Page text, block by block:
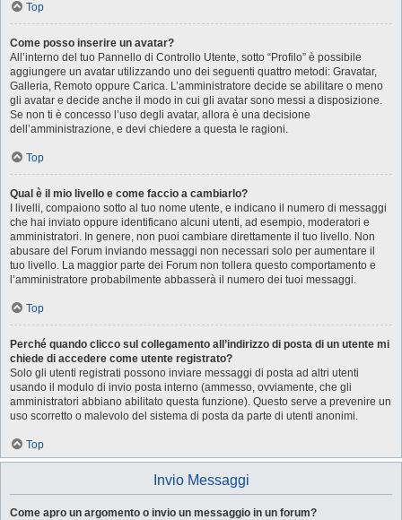
Top
Come posso inserire un avatar?
All’interno del tuo Pannello di Controllo Utente, sotto “Profilo” è possibile
aggiungere un avatar utilizzando uno dei seguenti quattro metodi: Gravatar,
Galleria, Remoto oppure Carica. L’amministratore decide se abilitare o meno
gli avatar e decide anche il modo in cui gli avatar sono messi a disposizione.
Se non ti è concesso l’uso degli avatar, allora è una decisione
dell’amministrazione, e devi chiedere a questa le ragioni.
Top
Qual è il mio livello e come faccio a cambiarlo?
I livelli, compaiono sotto al tuo nome utente, e indicano il numero di messaggi
che hai inviato oppure identificano alcuni utenti, ad esempio, moderatori e
amministratori. In genere, non puoi cambiare direttamente il tuo livello. Non
abusare del Forum inviando messaggi non necessari solo per aumentare il
tuo livello. La maggior parte dei Forum non tollera questo comportamento e
l’amministratore probabilmente abbasserà il numero dei tuoi messaggi.
Top
Perché quando clicco sul collegamento all’indirizzo di posta di un utente mi
chiede di accedere come utente registrato?
Solo gli utenti registrati possono inviare messaggi di posta ad altri utenti
usando il modulo di invio posta interno (ammesso, ovviamente, che gli
amministratori abbiano abilitato questa funzione). Questo serve a prevenire un
uso scorretto o malevolo del sistema di posta da parte di utenti anonimi.
Top
Invio Messaggi
Come apro un argomento o invio un messaggio in un forum?